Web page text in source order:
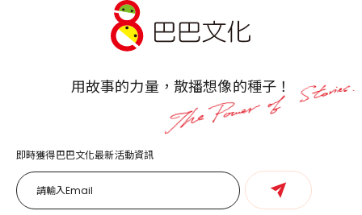
用故事的力量，散播想像的種子！
即時獲得巴巴文化最新活動資訊